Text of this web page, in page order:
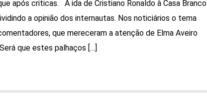
após criticas. A ida de Cristiano Ronaldo à Casa Branco
a opinião dos internautas. Nos noticiários o tema
que mereceram a atenção de Elma Aveiro
que estes palhaços […]